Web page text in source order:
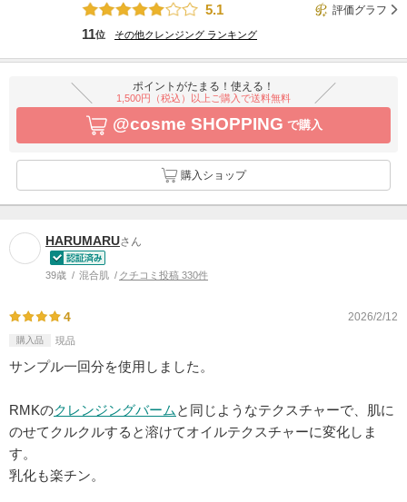
5.1
評価グラフ
11位 その他クレンジング ランキング
ポイントがたまる！使える！
1,500円（税込）以上ご購入で送料無料
@cosme SHOPPING で購入
購入ショップ
HARUMARUさん
39歳 混合肌 クチコミ投稿 330件
4 2026/2/12
購入品 現品
サンプル一回分を使用しました。
RMKのクレンジングバーム と同じようなテクスチャーで、肌に
のせてクルクルすると溶けてオイルテクスチャーに変化しま
す。
乳化も楽チン。